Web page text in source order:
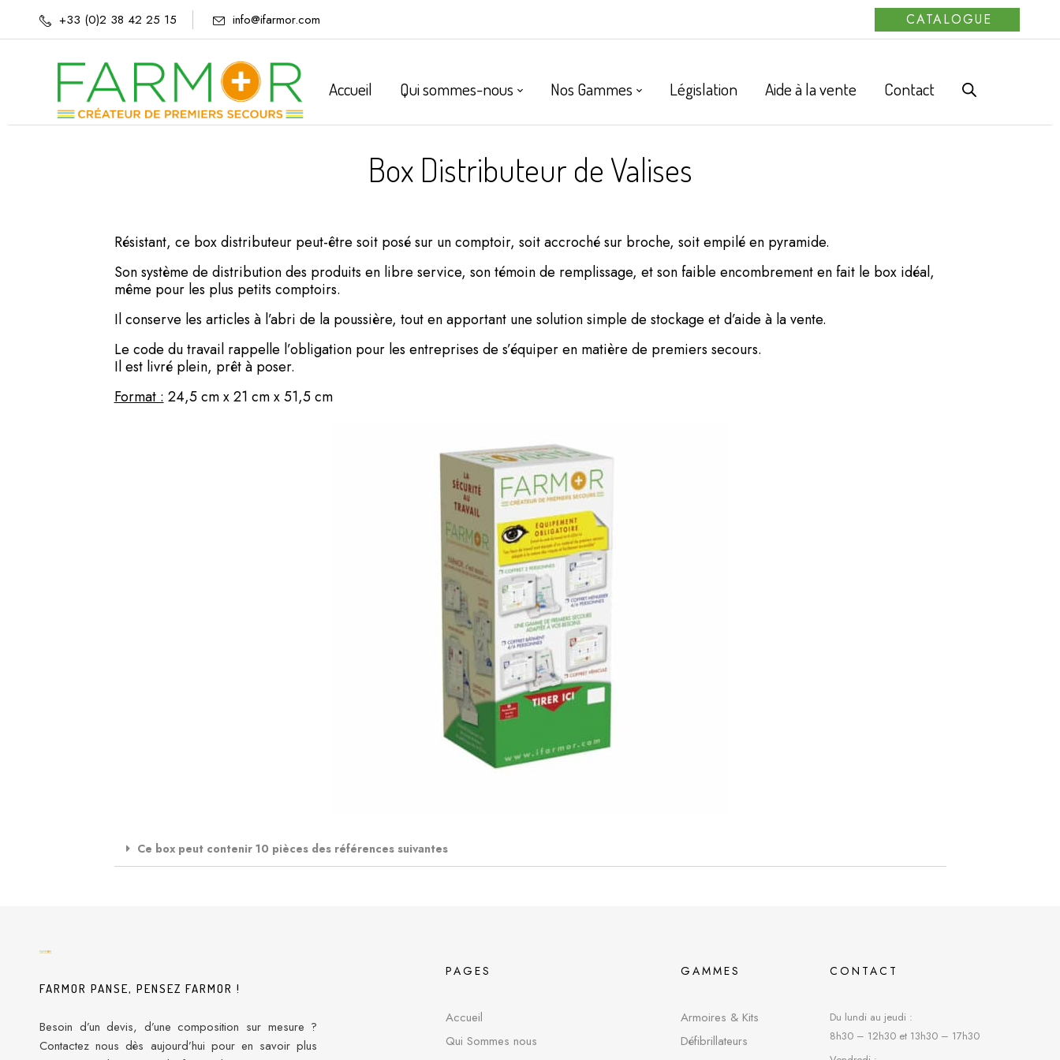
+33 (0)2 38 42 25 15 info@ifarmor.com CATALOGUE
Accueil Qui sommes-nous Nos Gammes Législation Aide à la vente Contact
Box Distributeur de Valises
Résistant, ce box distributeur peut-être soit posé sur un comptoir, soit accroché sur broche, soit empilé en pyramide.
Son système de distribution des produits en libre service, son témoin de remplissage, et son faible encombrement en fait le box idéal,
même pour les plus petits comptoirs.
Il conserve les articles à l’abri de la poussière, tout en apportant une solution simple de stockage et d’aide à la vente.
Le code du travail rappelle l’obligation pour les entreprises de s’équiper en matière de premiers secours.
Il est livré plein, prêt à poser.
Format : 24,5 cm x 21 cm x 51,5 cm
Ce box peut contenir 10 pièces des références suivantes
FARMOR PANSE, PENSEZ FARMOR !
Besoin d’un devis, d’une composition sur mesure ?
Contactez nous dès aujourd’hui pour en savoir plus
PAGES
Accueil
Qui Sommes nous
GAMMES
Armoires & Kits
Défibrillateurs
CONTACT
Du lundi au jeudi :
8h30 – 12h30 et 13h30 – 17h30